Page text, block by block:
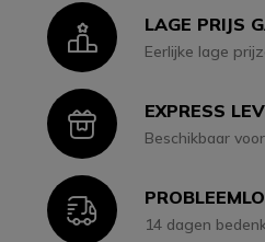
IconLAGE PRIJS
Eerlijke lage
IconEXPRESS
Beschikbaar
Icon14 dagen